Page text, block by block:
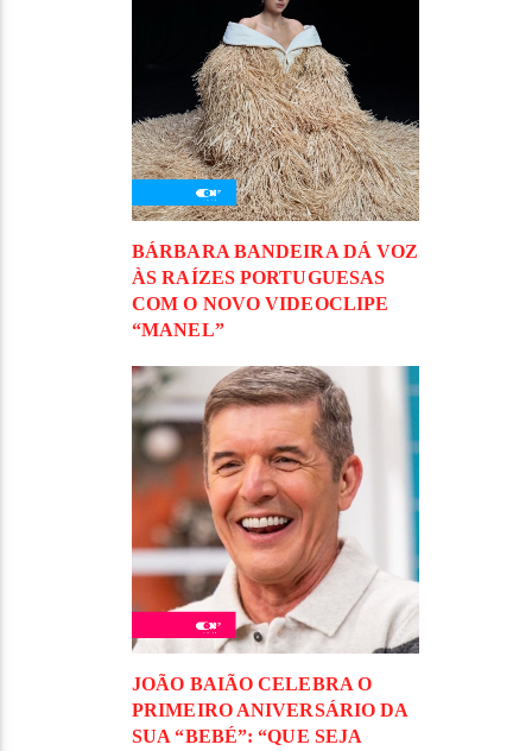
BÁRBARA BANDEIRA DÁ VOZ
ÀS RAÍZES PORTUGUESAS
COM O NOVO VIDEOCLIPE
“MANEL”
JOÃO BAIÃO CELEBRA O
PRIMEIRO ANIVERSÁRIO DA
SUA “BEBÉ”: “QUE SEJA